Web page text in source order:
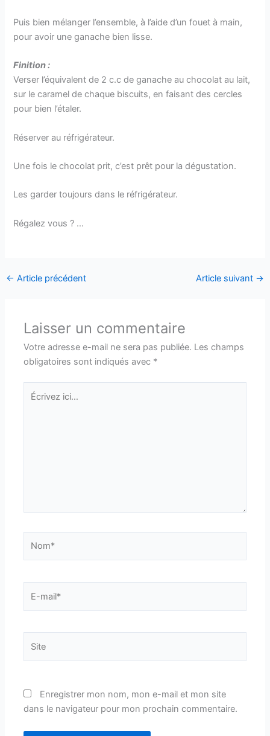
Puis bien mélanger l’ensemble, à l’aide d’un fouet à main,
pour avoir une ganache bien lisse.
Finition :
Verser l’équivalent de 2 c.c de ganache au chocolat au lait,
sur le caramel de chaque biscuits, en faisant des cercles
pour bien l’étaler.
Réserver au réfrigérateur.
Une fois le chocolat prit, c’est prêt pour la dégustation.
Les garder toujours dans le réfrigérateur.
Régalez vous ? …
← Article précédent Article suivant →
Laisser un commentaire
Votre adresse e-mail ne sera pas publiée. Les champs
obligatoires sont indiqués avec *
Écrivez
ici…
mail*
Enregistrer mon nom, mon e-mail et mon site
dans le navigateur pour mon prochain commentaire.